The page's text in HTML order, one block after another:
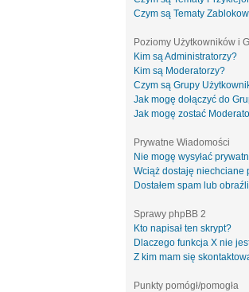
Czym są Tematy
Poziomy Użytkowników i
Kim są Administratorzy?
Kim są Moderatorzy?
Czym są Grupy
Jak mogę dołączyć do
Jak mogę zostać
Prywatne Wiadomości
Nie mogę wysyłać
Wciąż dostaję niechciane
Dostałem spam lub
Sprawy phpBB 2
Kto napisał ten skrypt?
Dlaczego funkcja X nie
Z kim mam się
Punkty pomógł/pomogła